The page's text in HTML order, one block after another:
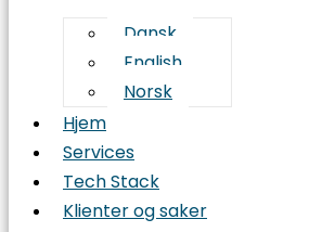
Dansk
English
Norsk
Hjem
Services
Tech Stack
Klienter og saker